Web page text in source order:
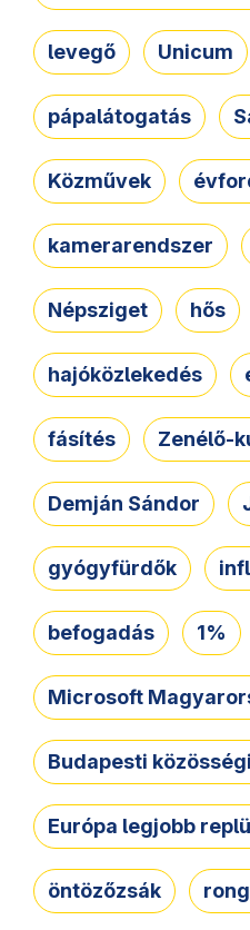
levegő Unicum
pápalátogatás
Közművek
kamerarendszer
Népsziget hős
hajóközlekedés
fásítés Zenélő-
Demján Sándor
gyógyfürdők
befogadás 1%
Microsoft
Budapesti
Európa legjobb
öntözőzsák